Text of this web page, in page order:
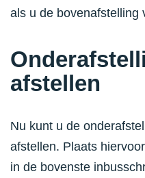
als u de bovenafstelling
afstellen
Nu kunt u de
afstellen. Plaats
in de bovenste